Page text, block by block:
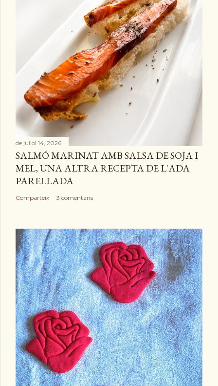
de juliol 14, 2026
SALMÓ MARINAT AMB SALSA DE SOJA I
MEL, UNA ALTRA RECEPTA DE L'ADA
PARELLADA
Comparteix 3 comentaris